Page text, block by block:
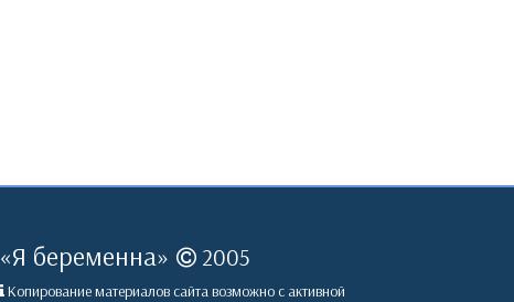
«Я беременна» 2005
Копирование материалов сайта возможно с активной